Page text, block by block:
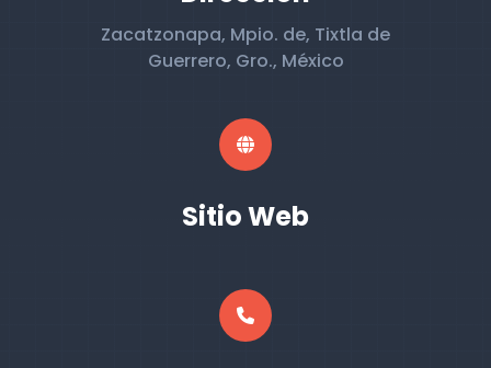
Zacatzonapa, Mpio. de, Tixtla de
Guerrero, Gro., México
Sitio Web